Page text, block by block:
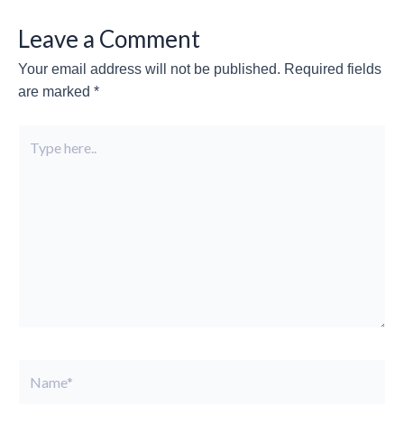
Leave a Comment
Your email address will not be published. Required fields
are marked *
here..